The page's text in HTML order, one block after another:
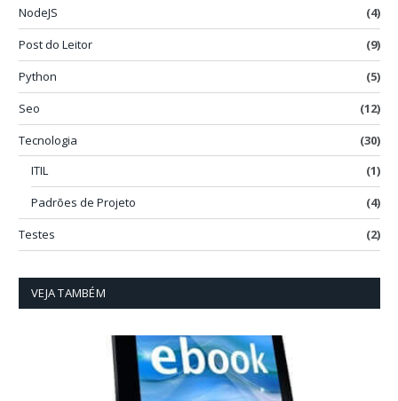
NodeJS
(4)
Post do Leitor
(9)
Python
(5)
Seo
(12)
Tecnologia
(30)
ITIL
(1)
Padrões de Projeto
(4)
Testes
(2)
VEJA TAMBÉM